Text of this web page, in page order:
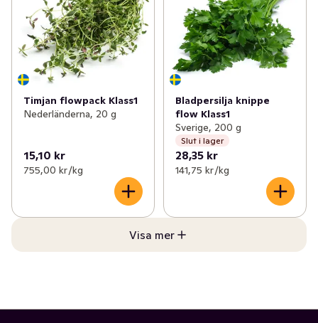
Timjan flowpack Klass1
Nederländerna, 20 g
15,10 kr
755,00 kr /kg
Bladpersilja knippe
flow Klass1
Sverige, 200 g
Slut i lager
28,35 kr
141,75 kr /kg
Visa mer